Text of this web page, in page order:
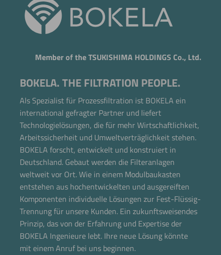
Member of the TSUKISHIMA HOLDINGS Co., Ltd.
BOKELA. THE FILTRATION PEOPLE.
Als Spezialist für Prozessfiltration ist BOKELA ein
international gefragter Partner und liefert
Technologielösungen, die für mehr Wirtschaftlichkeit,
Arbeitssicherheit und Umweltverträglichkeit stehen.
BOKELA forscht, entwickelt und konstruiert in
Deutschland. Gebaut werden die Filteranlagen
weltweit vor Ort. Wie in einem Modulbaukasten
entstehen aus hochentwickelten und ausgereiften
Komponenten individuelle Lösungen zur Fest-Flüssig-
Trennung für unsere Kunden. Ein zukunftsweisendes
Prinzip, das von der Erfahrung und Expertise der
BOKELA Ingenieure lebt. Ihre neue Lösung könnte
mit einem Anruf bei uns beginnen.